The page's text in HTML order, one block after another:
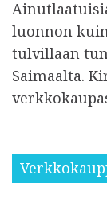
luonnon
tulvillaan
Saimaalta.